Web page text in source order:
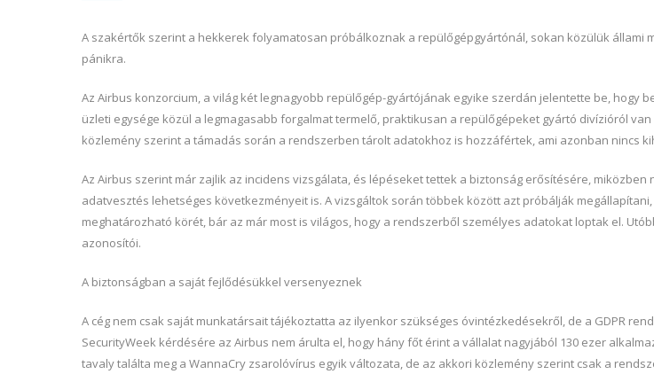
A szakértők szerint a hekkerek folyamatosan próbálkoznak a repülőgépgyártónál, sokan közülük állami
pánikra.
Az Airbus konzorcium, a világ két legnagyobb repülőgép-gyártójának egyike szerdán jelentette be,
üzleti egysége közül a legmagasabb forgalmat termelő, praktikusan a repülőgépeket gyártó divízióról
közlemény szerint a támadás során a rendszerben tárolt adatokhoz is hozzáfértek, ami azonban nincs
Az Airbus szerint már zajlik az incidens vizsgálata, és lépéseket tettek a biztonság erősítésére,
adatvesztés lehetséges következményeit is. A vizsgáltok során többek között azt próbálják
meghatározható körét, bár az már most is világos, hogy a rendszerből személyes adatokat loptak el.
azonosítói.
A biztonságban a saját fejlődésükkel versenyeznek
A cég nem csak saját munkatársait tájékoztatta az ilyenkor szükséges óvintézkedésekről, de a GDPR
SecurityWeek kérdésére az Airbus nem árulta el, hogy hány főt érint a vállalat nagyjából 130 ezer
tavaly találta meg a WannaCry zsarolóvírus egyik változata, de az akkori közlemény szerint csak a